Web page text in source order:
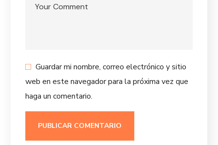
Guardar mi nombre, correo electrónico y sitio
web en este navegador para la próxima vez que
haga un comentario.